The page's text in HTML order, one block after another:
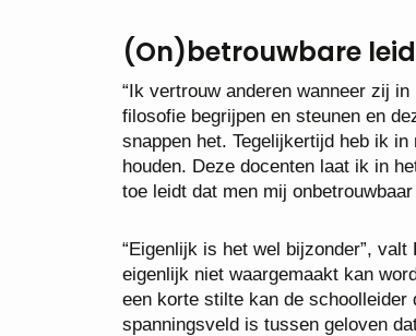
(On)betrouwbare
“Ik vertrouw anderen wanneer zij
filosofie begrijpen en steunen en
snappen het. Tegelijkertijd heb ik
houden. Deze docenten laat ik in
toe leidt dat men mij onbetrouwbaar
“Eigenlijk is het wel bijzonder”,
eigenlijk niet waargemaakt kan
een korte stilte kan de schoolleider
spanningsveld is tussen geloven